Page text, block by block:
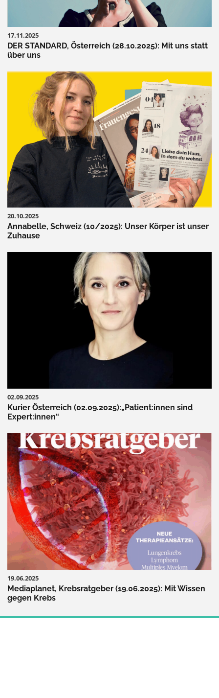
17.11.2025
DER STANDARD, Österreich (28.10.2025): Mit uns statt
über uns
20.10.2025
Annabelle, Schweiz (10/2025): Unser Körper ist unser
Zuhause
02.09.2025
Kurier Österreich (02.09.2025):„Patient:innen sind
Expert:innen“
19.06.2025
Mediaplanet, Krebsratgeber (19.06.2025): Mit Wissen
gegen Krebs